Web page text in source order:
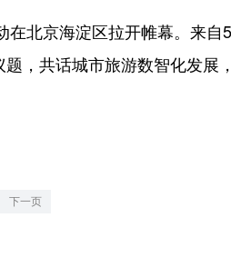
北京海淀区拉开帷幕。来自
，共话城市旅游数智化发展
下一页